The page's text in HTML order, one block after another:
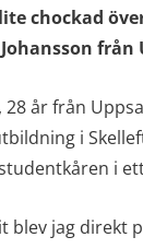
lite chockad
från
28 år från
i
i
blev jag direkt